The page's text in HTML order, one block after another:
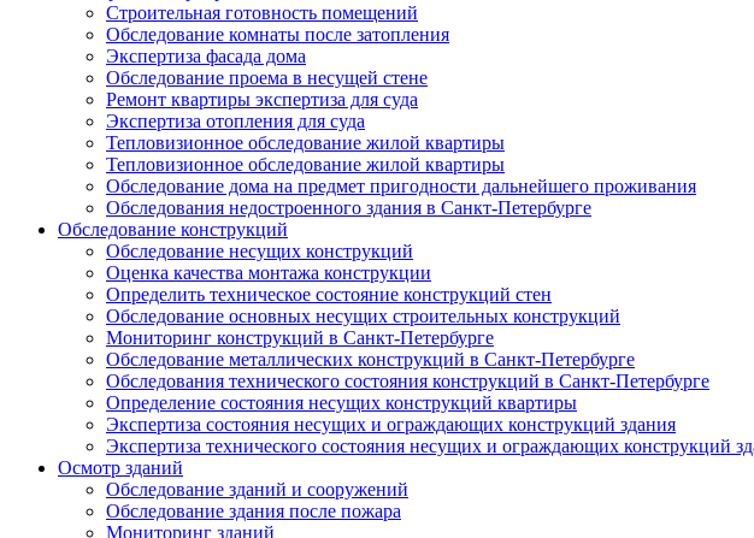
Строительная готовность помещений
Обследование комнаты после затопления
Экспертиза фасада дома
Обследование проема в несущей стене
Ремонт квартиры экспертиза для суда
Экспертиза отопления для суда
Тепловизионное обследование жилой квартиры
Тепловизионное обследование жилой квартиры
Обследование дома на предмет пригодности дальнейшего проживания
Обследования недостроенного здания в Санкт-Петербурге
Обследование конструкций
Обследование несущих конструкций
Оценка качества монтажа конструкции
Определить техническое состояние конструкций стен
Обследование основных несущих строительных конструкций
Мониторинг конструкций в Санкт-Петербурге
Обследование металлических конструкций в Санкт-Петербурге
Обследования технического состояния конструкций в Санкт-Петербурге
Определение состояния несущих конструкций квартиры
Экспертиза состояния несущих и ограждающих конструкций здания
Экспертиза технического состояния несущих и ограждающих конструкций
Осмотр зданий
Обследование зданий и сооружений
Обследование здания после пожара
Мониторинг зданий